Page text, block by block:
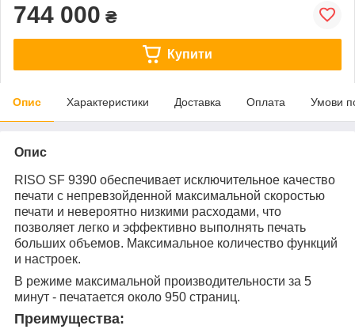
744 000 ₴
Купити
Опис Характеристики Доставка Оплата Умови
Опис
RISO SF 9390 обеспечивает исключительное качество
печати с непревзойденной максимальной скоростью
печати и невероятно низкими расходами, что
позволяет легко и эффективно выполнять печать
больших объемов. Максимальное количество функций
и настроек.
В режиме максимальной производительности за 5
минут - печатается около 950 страниц.
Преимущества: